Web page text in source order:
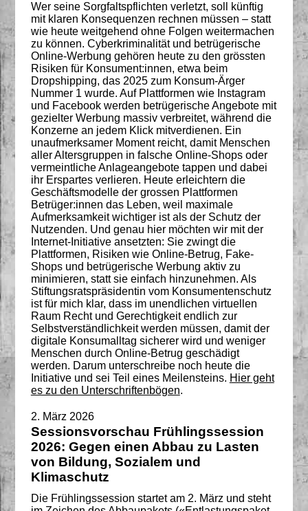
Wer seine Sorgfaltspflichten verletzt, soll künftig
mit klaren Konsequenzen rechnen müssen – statt
wie heute weitgehend ohne Folgen weitermachen
zu können. Cyberkriminalität und betrügerische
Online-Werbung gehören heute zu den grössten
Risiken für Konsument:innen, etwa beim
Dropshipping, das 2025 zum Konsum-Ärger
Nummer 1 wurde. Auf Plattformen wie Instagram
und Facebook werden betrügerische Angebote mit
gezielter Werbung massiv verbreitet, während die
Konzerne an jedem Klick mitverdienen. Ein
unaufmerksamer Moment reicht, damit Menschen
aller Altersgruppen in falsche Online-Shops oder
vermeintliche Anlageangebote tappen und dabei
ihr Erspartes verlieren. Heute erleichtern die
Geschäftsmodelle der grossen Plattformen
Betrüger:innen das Leben, weil maximale
Aufmerksamkeit wichtiger ist als der Schutz der
Nutzenden. Und genau hier möchten wir mit der
Internet-Initiative ansetzten: Sie zwingt die
Plattformen, Risiken wie Online-Betrug, Fake-
Shops und betrügerische Werbung aktiv zu
minimieren, statt sie einfach hinzunehmen. Als
Stiftungsratspräsidentin vom Konsumentenschutz
ist für mich klar, dass im unendlichen virtuellen
Raum Recht und Gerechtigkeit endlich zur
Selbstverständlichkeit werden müssen, damit der
digitale Konsumalltag sicherer wird und weniger
Menschen durch Online-Betrug geschädigt
werden. Darum unterschreibe noch heute die
Initiative und sei Teil eines Meilensteins. Hier geht
es zu den Unterschriftenbögen.
2. März 2026
Sessionsvorschau Frühlingssession
2026: Gegen einen Abbau zu Lasten
von Bildung, Sozialem und
Klimaschutz
Die Frühlingssession startet am 2. März und steht